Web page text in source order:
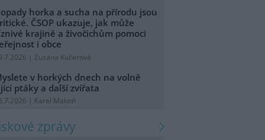
horka a sucha na přírodu jsou
ČSOP ukazuje, jak může
krajině a živočichům pomoci
i obce
| Zuzana Kučerová
v horkých dnech na volně
ptáky a další zvířata
| Karel Makoň
zprávy